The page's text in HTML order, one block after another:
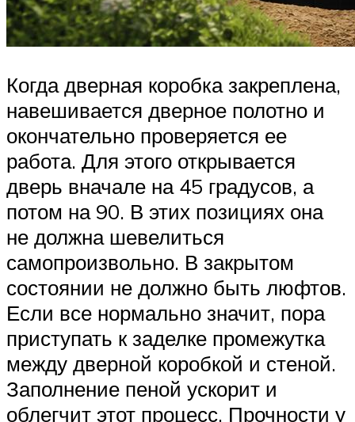
Когда дверная коробка закреплена,
навешивается дверное полотно и
окончательно проверяется ее
работа. Для этого открывается
дверь вначале на 45 градусов, а
потом на 90. В этих позициях она
не должна шевелиться
самопроизвольно. В закрытом
состоянии не должно быть люфтов.
Если все нормально значит, пора
приступать к заделке промежутка
между дверной коробкой и стеной.
Заполнение пеной ускорит и
облегчит этот процесс. Прочности у